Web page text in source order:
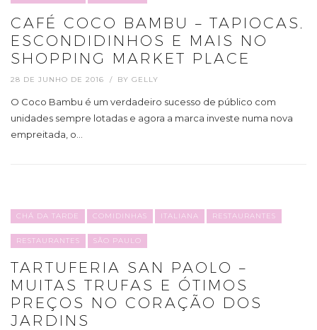
CAFÉ COCO BAMBU – TAPIOCAS,
ESCONDIDINHOS E MAIS NO
SHOPPING MARKET PLACE
28 DE JUNHO DE 2016 BY GELLY
O Coco Bambu é um verdadeiro sucesso de público com
unidades sempre lotadas e agora a marca investe numa nova
empreitada, o…
CHÁ DA TARDE COMIDINHAS ITALIANA RESTAURANTES
RESTAURANTES SÃO PAULO
TARTUFERIA SAN PAOLO –
MUITAS TRUFAS E ÓTIMOS
PREÇOS NO CORAÇÃO DOS
JARDINS